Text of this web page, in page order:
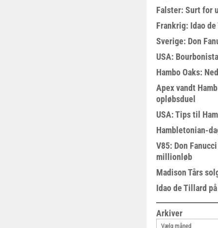
Falster: Surt for
Frankrig: Idao
Sverige: Don
USA:
Hambo Oaks:
Apex vandt
opløbsduel
USA: Tips til
Hambletonian-
V85: Don
millionløb
Madison Tårs
Idao de Tillard
Arkiver